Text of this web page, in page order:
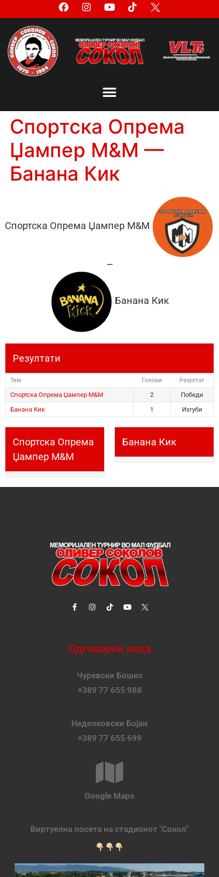
Спортска Опрема
Џампер М&М —
Банана Кик
Спортска Опрема Џампер М&М
—
Банана Кик
Резултати
Тим Голови Резултат
Спортска Опрема Џампер М&М 2
Победи
Банана Кик
1 Изгуби
Спортска Опрема
Џампер М&М
Банана Кик
Одговорни лица
Чуревски Бошко
+389 77 655 988
Неделковски Бојан
+389 77 655 699
Google Maps
Виртуелна посета на стадионот "Сокол"